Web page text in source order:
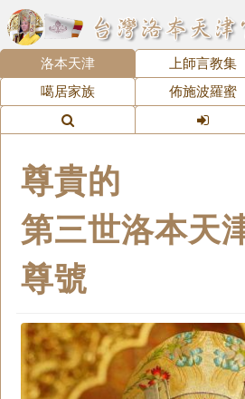
洛本天津 上師言教集
噶居家族 佈施波羅蜜
尊貴的
第三世洛本天
尊號